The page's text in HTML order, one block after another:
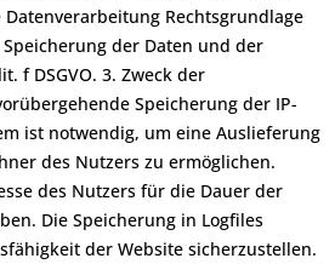
Rechtsgrundlage
der Daten und der
f DSGVO. 3. Zweck der
Speicherung der IP-
ist notwendig, um eine Auslieferung
des Nutzers zu ermöglichen.
des Nutzers für die Dauer der
Die Speicherung in Logfiles
der Website sicherzustellen.